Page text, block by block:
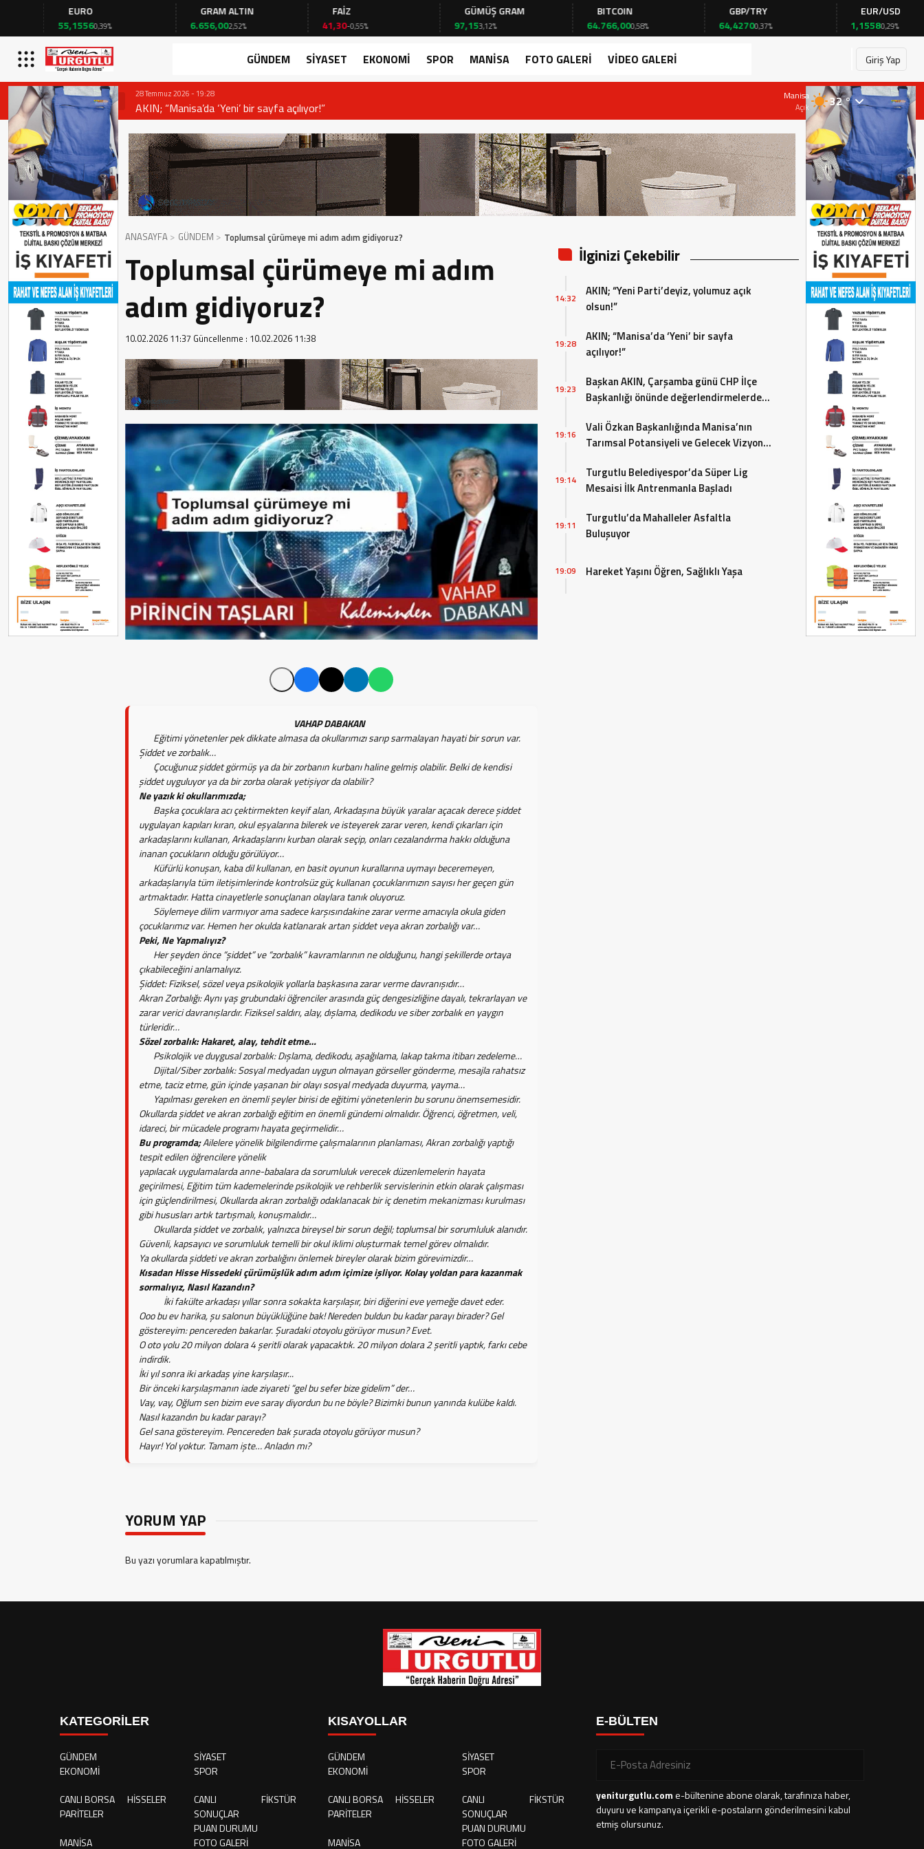
0,39%
GRAM ALTIN
6.656,002,52% -0,55%
GÜMÜŞ GRAM
3,12%
64.766,000,58%
GBP/TRY
0,37%
EUR/USD
0,29%
GÜNDEM SİYASET EKONOMİ SPOR MANİSA FOTO GALERİ VİDEO GALERİ Giriş Yap
28 Temmuz 2026 - 19:28
AKIN; “Manisa’da ‘Yeni’ bir sayfa açılıyor!”
28 Temmuz 2026 - 19:23
Başkan AKIN, Çarşamba günü CHP İlçe
Manisa
Açık 32 °
ANASAYFA GÜNDEM Toplumsal çürümeye mi adım adım gidiyoruz?
Toplumsal çürümeye mi adım
adım gidiyoruz?
10.02.2026 11:37 Güncellenme : 10.02.2026 11:38
VAHAP DABAKAN
Eğitimi yönetenler pek dikkate almasa da okullarımızı sarıp sarmalayan hayati bir sorun var.
Şiddet ve zorbalık…
Çocuğunuz şiddet görmüş ya da bir zorbanın kurbanı haline gelmiş olabilir. Belki de kendisi
şiddet uyguluyor ya da bir zorba olarak yetişiyor da olabilir?
Ne yazık ki okullarımızda;
Başka çocuklara acı çektirmekten keyif alan, Arkadaşına büyük yaralar açacak derece şiddet
uygulayan kapıları kıran, okul eşyalarına bilerek ve isteyerek zarar veren, kendi çıkarları için
arkadaşlarını kullanan, Arkadaşlarını kurban olarak seçip, onları cezalandırma hakkı olduğuna
inanan çocukların olduğu görülüyor…
Küfürlü konuşan, kaba dil kullanan, en basit oyunun kurallarına uymayı beceremeyen,
arkadaşlarıyla tüm iletişimlerinde kontrolsüz güç kullanan çocuklarımızın sayısı her geçen gün
artmaktadır. Hatta cinayetlerle sonuçlanan olaylara tanık oluyoruz.
Söylemeye dilim varmıyor ama sadece karşısındakine zarar verme amacıyla okula giden
çocuklarımız var. Hemen her okulda katlanarak artan şiddet veya akran zorbalığı var…
Peki, Ne Yapmalıyız?
Her şeyden önce “şiddet” ve “zorbalık” kavramlarının ne olduğunu, hangi şekillerde ortaya
çıkabileceğini anlamalıyız.
Şiddet: Fiziksel, sözel veya psikolojik yollarla başkasına zarar verme davranışıdır…
Akran Zorbalığı: Aynı yaş grubundaki öğrenciler arasında güç dengesizliğine dayalı, tekrarlayan ve
zarar verici davranışlardır. Fiziksel saldırı, alay, dışlama, dedikodu ve siber zorbalık en yaygın
türleridir…
Sözel zorbalık: Hakaret, alay, tehdit etme…
Psikolojik ve duygusal zorbalık: Dışlama, dedikodu, aşağılama, lakap takma itibarı zedeleme…
Dijital/Siber zorbalık: Sosyal medyadan uygun olmayan görseller gönderme, mesajla rahatsız
etme, taciz etme, gün içinde yaşanan bir olayı sosyal medyada duyurma, yayma…
Yapılması gereken en önemli şeyler birisi de eğitimi yönetenlerin bu sorunu önemsemesidir.
Okullarda şiddet ve akran zorbalığı eğitim en önemli gündemi olmalıdır. Öğrenci, öğretmen, veli,
idareci, bir mücadele programı hayata geçirmelidir…
Bu programda;Ailelere yönelik bilgilendirme çalışmalarının planlaması, Akran zorbalığı yaptığı
tespit edilen öğrencilere yönelik
yapılacak uygulamalarda anne-babalara da sorumluluk verecek düzenlemelerin hayata
geçirilmesi, Eğitim tüm kademelerinde psikolojik ve rehberlik servislerinin etkin olarak çalışması
için güçlendirilmesi, Okullarda akran zorbalığı odaklanacak bir iç denetim mekanizması kurulması
gibi hususları artık tartışmalı, konuşmalıdır…
Okullarda şiddet ve zorbalık, yalnızca bireysel bir sorun değil; toplumsal bir sorumluluk alanıdır.
Güvenli, kapsayıcı ve sorumluluk temelli bir okul iklimi oluşturmak temel görev olmalıdır.
Ya okullarda şiddeti ve akran zorbalığını önlemek bireyler olarak bizim görevimizdir…
Kısadan Hisse Hissedeki çürümüşlük adım adım içimize işliyor. Kolay yoldan para kazanmak
sormalıyız, Nasıl Kazandın?
İki fakülte arkadaşı yıllar sonra sokakta karşılaşır, biri diğerini eve yemeğe davet eder.
Ooo bu ev harika, şu salonun büyüklüğüne bak! Nereden buldun bu kadar parayı birader? Gel
göstereyim: pencereden bakarlar. Şuradaki otoyolu görüyor musun? Evet.
O oto yolu 20 milyon dolara 4 şeritli olarak yapacaktık. 20 milyon dolara 2 şeritli yaptık, farkı cebe
indirdik.
İki yıl sonra iki arkadaş yine karşılaşır...
Bir önceki karşılaşmanın iade ziyareti“gel bu sefer bize gidelim” der…
Vay, vay, Oğlum sen bizim eve saray diyordun bu ne böyle? Bizimki bunun yanında kulübe kaldı.
Nasıl kazandın bu kadar parayı?
Gel sana göstereyim. Pencereden bak şurada otoyolu görüyor musun?
Hayır! Yol yoktur. Tamam işte… Anladın mı?
YORUM YAP
Bu yazı yorumlara kapatılmıştır.
İlginizi Çekebilir
AKIN; “Yeni Parti’deyiz, yolumuz açık
olsun!”
14:32
AKIN; “Manisa’da ‘Yeni’ bir sayfa
açılıyor!”
19:28
Başkan AKIN, Çarşamba günü CHP İlçe
Başkanlığı önünde değerlendirmelerde
19:23
Vali Özkan Başkanlığında Manisa’nın
Tarımsal Potansiyeli ve Gelecek Vizyonu
19:16
Turgutlu Belediyespor’da Süper Lig
Mesaisi İlk Antrenmanla Başladı
19:14
Turgutlu’da Mahalleler Asfaltla
Buluşuyor
19:11
Hareket Yaşını Öğren, Sağlıklı Yaşa
19:09
KATEGORİLER
GÜNDEM
SİYASET
EKONOMİ
CANLI BORSA
HİSSELER
PARİTELER
SPOR
CANLI
SONUÇLAR
FİKSTÜR
PUAN DURUMU
MANİSA
FOTO GALERİ
KISAYOLLAR
GÜNDEM
SİYASET
EKONOMİ
CANLI BORSA
HİSSELER
PARİTELER
SPOR
CANLI
SONUÇLAR
FİKSTÜR
PUAN DURUMU
MANİSA
FOTO GALERİ
E-BÜLTEN
yeniturgutlu.com e-bültenine abone olarak, tarafınıza haber,
duyuru ve kampanya içerikli e-postaların gönderilmesini kabul
etmiş olursunuz.